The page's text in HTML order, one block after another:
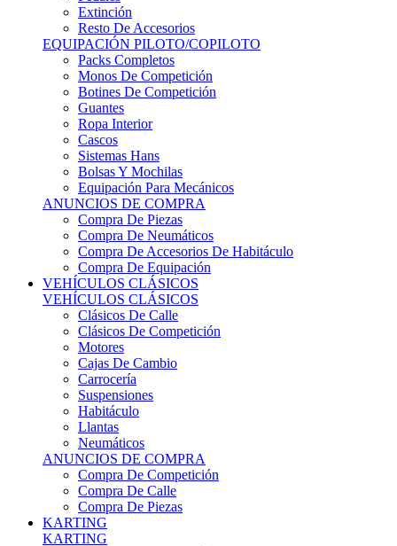
Resto De Accesorios
EQUIPACIÓN PILOTO/COPILOTO
Packs Completos
Monos De Competición
Botines De Competición
Guantes
Ropa Interior
Cascos
Sistemas Hans
Bolsas Y Mochilas
Equipación Para Mecánicos
ANUNCIOS DE COMPRA
Compra De Piezas
Compra De Neumáticos
Compra De Accesorios De Habitáculo
Compra De Equipación
VEHÍCULOS CLÁSICOS
VEHÍCULOS CLÁSICOS
Clásicos De Calle
Clásicos De Competición
Motores
Cajas De Cambio
Carrocería
Suspensiones
Habitáculo
Llantas
Neumáticos
ANUNCIOS DE COMPRA
Compra De Competición
Compra De Calle
Compra De Piezas
KARTING
KARTING
Karts Completos Alevín